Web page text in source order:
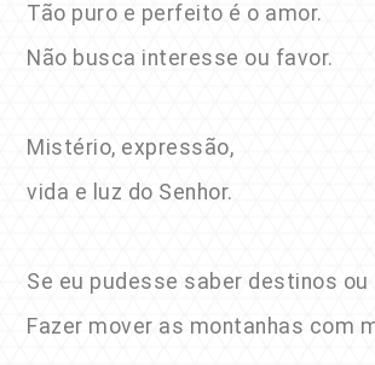
Tão puro e perfeito é o amor.
Não busca interesse ou favor.
Mistério, expressão,
vida e luz do Senhor.
Se eu pudesse saber destinos
Fazer mover as montanhas com